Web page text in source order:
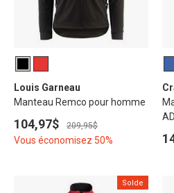
Louis Garneau
Manteau Remco pour homme
104,97$ 209,95$
Vous économisez 50%
Solde